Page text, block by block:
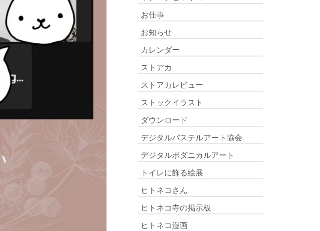
お仕事
お知らせ
カレンダー
ストアカ
ストアカレビュー
ストックイラスト
ダウンロード
デジタルパステルアート協会
デジタルボダニカルアート
トイレに飾る絵展
ヒトネコさん
ヒトネコ寺の掲示板
ヒトネコ漫画